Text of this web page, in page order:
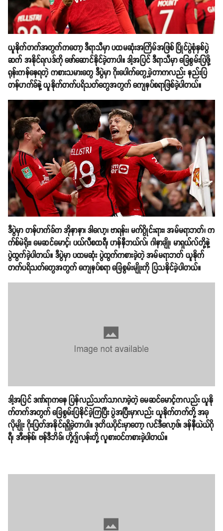
ယူနိုက်တက်အတွက်ကတော့ ဒီရာသီမှာ ပထမဆုံးအကြိမ်အဖြစ် ပြိုင်ပွဲစုံနှစ်ပွဲ
ဆက် အနိုင်ရလဒ်ကို ဖော်ဆောင်နိုင်ခဲ့တာပါ။ ဒါ့အပြင် ဒီရာသီမှာ ခြေစွမ်းပြဖို့
ရုန်းကန်နေရတဲ့ ကစားသမားတွေ ဒီပွဲမှာ ဂိုးပေါက်တွေ့ခဲ့တာကလည်း နည်းပြ
တန်ဟက်ခ်နဲ့ ယူနိုက်တက်ပရိသတ်တွေအတွက် ကျေနပ်စရာဖြစ်ခဲ့ပါတယ်။
ဒီပွဲမှာ တန်ဟက်ခ်က အိုနာနာ၊ ဒါလော့၊ ဗာရန်း၊ မက်ဂွိုင်းရား၊ အမ်မရာဘတ်၊ က
က်စ်မဲရိုး၊ မေဆင်မောင့်၊ ပယ်လီစထရီ၊ ဟန်နီဘယ်လ်၊ ဂါနာချို၊ မာရှယ်လ်တို့နဲ့
ပွဲထွက်ခဲ့ပါတယ်။ ဒီပွဲမှာ ပထမဆုံး ပွဲထွက်ကစားခဲ့တဲ့ အမ်မရာဘတ် ယူနိုက်
တက်ပရိသတ်တွေအတွက် ကျေနပ်စရာ ခြေစွမ်းမျိုးကို ပြသနိုင်ခဲ့ပါတယ်။
ဒါ့အပြင် ဒဏ်ရာကနေ ပြန်လည်သက်သာလာခဲ့တဲ့ မေဆင်မောင့်ကလည်း ယူနို
က်တက်အတွက် ခြေစွမ်းပြနိုင်ခဲ့ကြပြီး ပွဲအပြီးမှာလည်း ယူနိုက်တက်တို့ အခု
လိုမျိုး ဂိုးပြတ်အနိုင်ရရှိခဲ့တာပါ။ ဒုတိယပိုင်းမှာတော့ လင်ဒီလော့ဖ်၊ ဒန်နီယဲယ်ဂို
ရီ၊ အီဗန်စ်၊ ဗန်ဒီဘိခ်၊ ဟို့ဂျ်လန်းတို့ လူစားဝင်ကစားခဲ့ပါတယ်။